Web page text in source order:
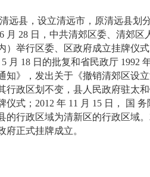
远县，设立清远市，原清远县划
月 28 日，中共清郊区委、清郊区
）举行区委、区政府成立挂牌仪
月 18 日的批复和省民政厅 1992
知》，发出关于《撤销清郊区设
行政区划不变，县人民政府驻太
式；2012 年 11 月 15 日， 国 务
行政区域为清新区的行政区域。
府正式挂牌成立。